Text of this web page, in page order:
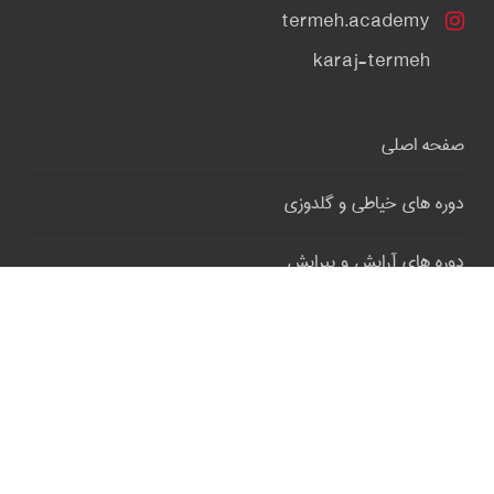
termeh.academy
karaj-termeh
صفحه اصلی
دوره های خیاطی و گلدوزی
دوره های آرایش و پیرایش